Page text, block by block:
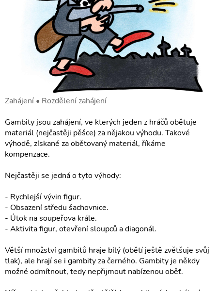
Zahájení • Rozdělení zahájení
Gambity jsou zahájení, ve kterých jeden z hráčů obětuje
materiál (nejčastěji pěšce) za nějakou výhodu. Takové
výhodě, získané za obětovaný materiál, říkáme
kompenzace.
Nejčastěji se jedná o tyto výhody:
- Rychlejší vývin figur.
- Obsazení středu šachovnice.
- Útok na soupeřova krále.
- Aktivita figur, otevření sloupců a diagonál.
Větší množství gambitů hraje bílý (obětí ještě zvětšuje svůj
tlak), ale hrají se i gambity za černého. Gambity je někdy
možné odmítnout, tedy nepřijmout nabízenou oběť.